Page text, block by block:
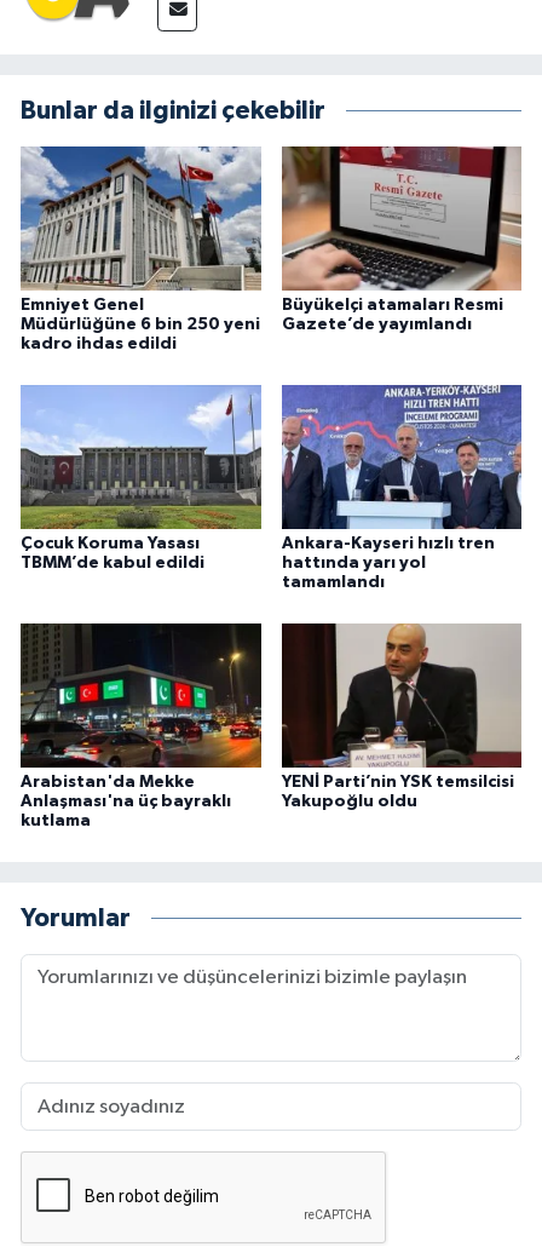
Bunlar da ilginizi çekebilir
Emniyet Genel
Müdürlüğüne 6 bin 250 yeni
kadro ihdas edildi
Büyükelçi atamaları Resmi
Gazete’de yayımlandı
Çocuk Koruma Yasası
TBMM’de kabul edildi
Ankara-Kayseri hızlı tren
hattında yarı yol
tamamlandı
Arabistan'da Mekke
Anlaşması'na üç bayraklı
kutlama
YENİ Parti’nin YSK temsilcisi
Yakupoğlu oldu
Yorumlar